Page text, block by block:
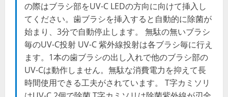
の際はブラシ部をUV-C LEDの方向に向けて挿入し
てください。歯ブラシを挿入すると自動的に除菌が
始まり、3分で自動停止します。 無駄の無いブラシ
毎のUV-C投射 UV-C 紫外線投射は各ブラシ毎に行え
ます。1本の歯ブラシの出し入れで他のブラシ部の
UV-Cは動作しません。無駄な消費電力を抑えて長
時間使用できる工夫がされています。 T字カミソリ